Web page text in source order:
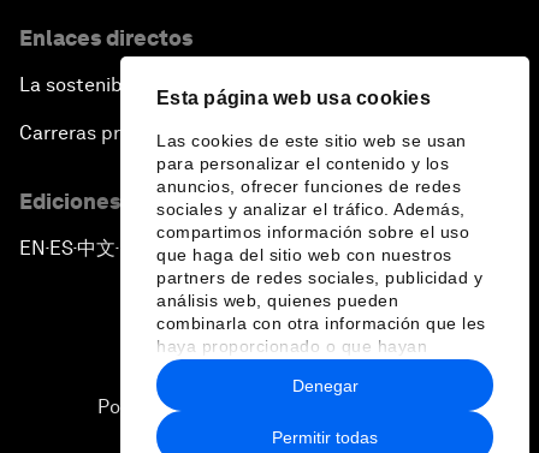
Esta página web usa cookies
Las cookies de este sitio web se usan
para personalizar el contenido y los
anuncios, ofrecer funciones de redes
sociales y analizar el tráfico. Además,
compartimos información sobre el uso
que haga del sitio web con nuestros
partners de redes sociales, publicidad y
análisis web, quienes pueden
combinarla con otra información que les
haya proporcionado o que hayan
recopilado a partir del uso que haya
hecho de sus servicios.
Permitir todas
Denegar
Enlaces directos
La sostenibilidad en el Foro
Carreras profesionales
Ediciones en otros idiomas
EN ▪ ES▪中文▪ 日本語
Política de privacidad y normas de uso